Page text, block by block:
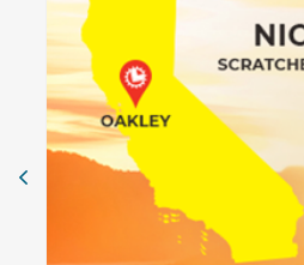
卡片 5
Erik G. | 購於 7-Eleven 便利商
200X SCRATCHERS
$10,000,000
卡片 6
頭獎得主 | SLP PLUS |
SUPERLOTTO PLUS 中獎者
$10,000,000